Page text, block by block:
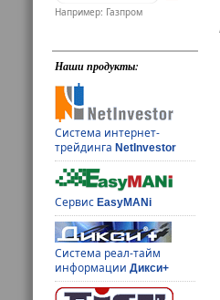
Например: Газпром
Наши продукты:
Система интернет-
трейдингаNetInvestor
СервисEasyMANi
Система реал-тайм
информацииДикси+